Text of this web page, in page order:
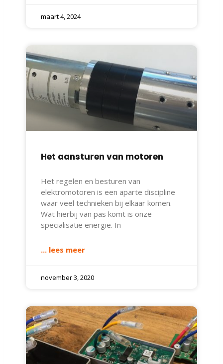
maart 4, 2024
Het aansturen van motoren
Het regelen en besturen van
elektromotoren is een aparte discipline
waar veel technieken bij elkaar komen.
Wat hierbij van pas komt is onze
specialisatie energie. In
... lees meer
november 3, 2020